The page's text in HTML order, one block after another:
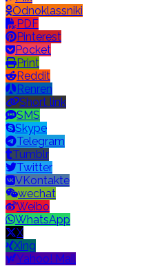
Odnoklassniki
PDF
Pinterest
Pocket
Print
Reddit
Renren
Short link
SMS
Skype
Telegram
Tumblr
Twitter
VKontakte
wechat
Weibo
WhatsApp
X
Xing
Yahoo! Mail